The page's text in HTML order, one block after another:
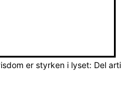
er styrken i lyset: Del